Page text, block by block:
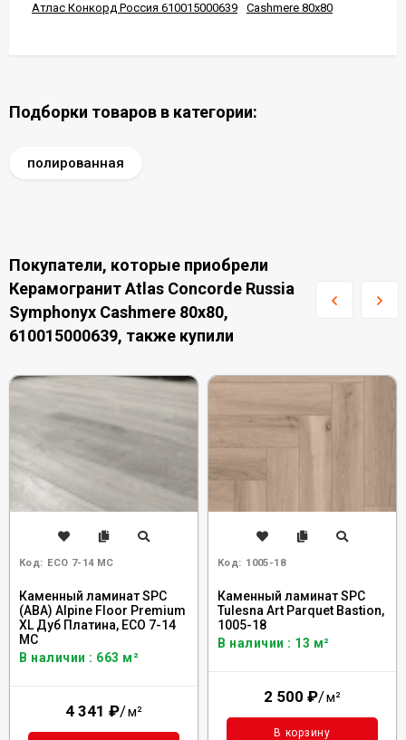
Атлас Конкорд Россия 610015000639 Cashmere 80x80
Подборки товаров в категории:
полированная
Покупатели, которые приобрели
Керамогранит Atlas Concorde Russia
Symphonyx Cashmere 80x80,
610015000639, также купили
Код: ECO 7-14 MC
Каменный ламинат SPC
(ABA) Alpine Floor Premium
XL Дуб Платина, ECO 7-14
MC
В наличии : 663 м²
4 341 ₽/м²
Код: 1005-18
Каменный ламинат SPC
Tulesna Art Parquet Bastion,
1005-18
В наличии : 13 м²
2 500 ₽/м²
В корзину